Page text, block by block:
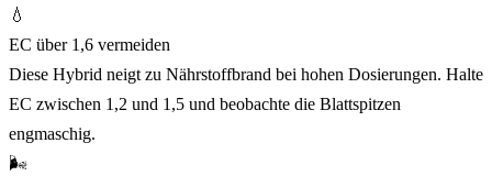
💧
EC über 1,6 vermeiden
Diese Hybrid neigt zu Nährstoffbrand bei hohen Dosierungen. Halte
EC zwischen 1,2 und 1,5 und beobachte die Blattspitzen
engmaschig.
🌬️